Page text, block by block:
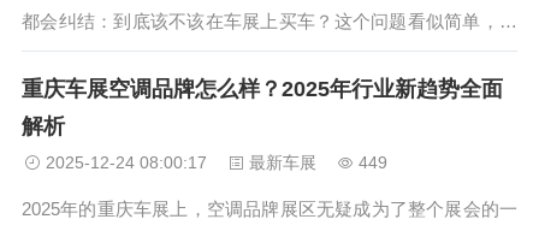
都会纠结：到底该不该在车展上买车？这个问题看似简单，实
则涉及价格、服务、车型选择等多个维度。作为一位经历过多
次车展购车的资深车主，我想分享一些实用的经验和见解，帮
助你在2025年的车展...
重庆车展空调品牌怎么样？2025年行业新趋势全面
解析
2025-12-24 08:00:17 最新车展 449
2025年的重庆车展上，空调品牌展区无疑成为了整个展会的一